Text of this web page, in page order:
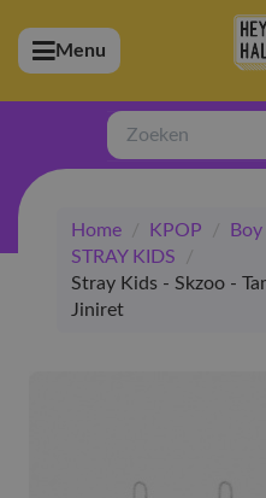
(Artiesten)
(Merchandise)
(Exclusive)
(Winkel)
Menu
Zoeken
Home / KPOP /
STRAY KIDS
/
Stray Kids - Skzoo -
Jiniret